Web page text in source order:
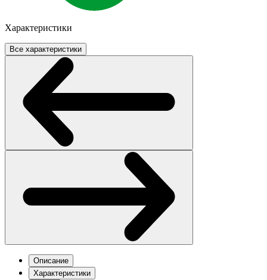
Характеристики
Все характеристики
Описание
Характеристики